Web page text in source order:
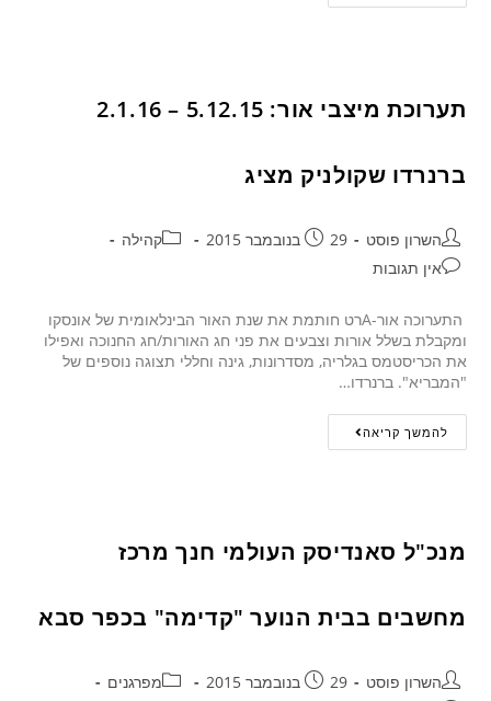
תערוכת מיצבי אור: 5.12.15 – 2.1.16
ברנרדו שקולניק מציג
השרון פוסט 29 בנובמבר 2015
קהילה
אין תגובות
התערוכה אור-Aרט חותמת את שנת האור הבינלאומית של אונסקו
ומקבלת בשלל אורות וצבעים את פני חג האורות/חג החנוכה ואפילו
את הכריסטמס בגלריה, מסדרונות, גינה וחללי תצוגה נוספים של
"המבריא". ברנרדו…
להמשך קריאה
מנכ"ל סאנדיסק העולמי חנך מרכז
מחשבים בבית הנוער "קדימה" בכפר סבא
השרון פוסט 29 בנובמבר 2015
מפרגנים